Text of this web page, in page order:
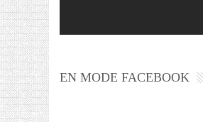
EN MODE FACEBOOK